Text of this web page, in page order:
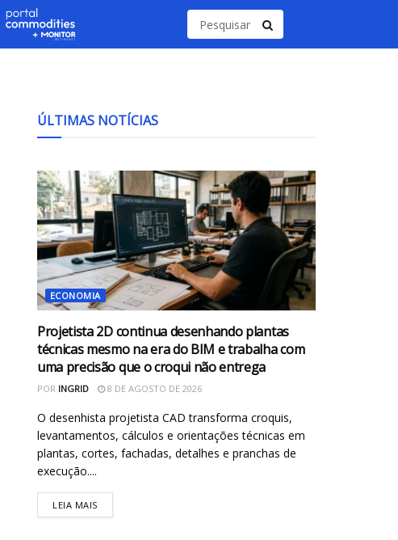
ÚLTIMAS NOTÍCIAS
ECONOMIA
Projetista 2D continua desenhando plantas
técnicas mesmo na era do BIM e trabalha com
uma precisão que o croqui não entrega
POR INGRID 8 DE AGOSTO DE 2026
O desenhista projetista CAD transforma croquis,
levantamentos, cálculos e orientações técnicas em
plantas, cortes, fachadas, detalhes e pranchas de
execução....
LEIA MAIS